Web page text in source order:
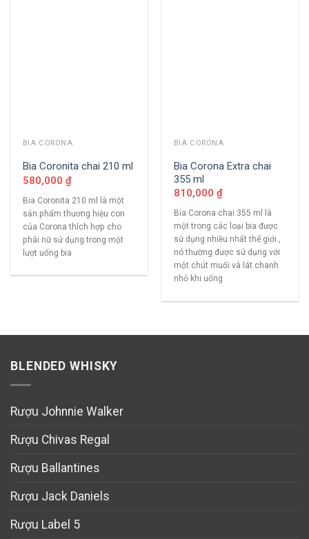
BIA CORONA
Bia Coronita chai 210 ml
580,000 ₫
Bia Coronita 210 ml là một
sản phẩm thương hiệu con
của Corona thích hợp cho
phái nữ sử dụng trong một
lượt uống bia
BIA CORONA
Bia Corona Extra chai
355 ml
810,000 ₫
Bia Corona chai 355 ml là
một trong các loại bia được
sử dụng nhiều nhất thế giới ,
nó thường được sử dụng với
một chút muối và lát chanh
nhỏ khi uống
BLENDED WHISKY
Rượu Johnnie Walker
Rượu Chivas Regal
Rượu Ballantines
Rượu Jack Daniels
Rượu Label 5